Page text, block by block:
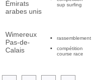
Émirats
arabes unis
sup surfing
Wimereux
Pas-de-
Calais
rassemblement
compétition
course race